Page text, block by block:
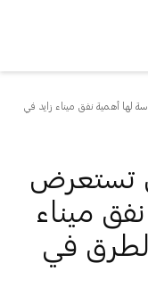
لها أهمية نفق ميناء زايد في
تستعرض
ميناء
في